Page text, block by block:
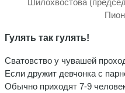
Гулять так гулять!
Сватовство у чувашей
Если дружит девчонка с
Обычно приходят 7-9